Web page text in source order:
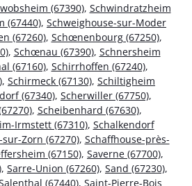
(67390), Schwindratzheim
(67440), Schweighouse-sur-Moder
(67260), Schœnenbourg (67250),
, Schœnau (67390), Schnersheim
(67160), Schirrhoffen (67240),
, Schirmeck (67130), Schiltigheim
(67340), Scherwiller (67750),
, Scheibenhard (67630),
Irmstett (67310), Schalkendorf
Zorn (67270), Schaffhouse-près-
(67150), Saverne (67700),
, Sarre-Union (67260), Sand (67230),
(67440), Saint-Pierre-Bois